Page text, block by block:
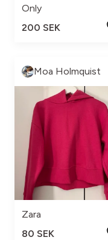
Only
200 SEK
Moa Holmquist
Zara
80 SEK